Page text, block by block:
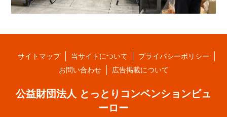
サイトマップ 当サイトについて
プライバシーポリシー
お問い合わせ
広告掲載について
公益財団法人 とっとりコンベンションビュ
ーロー